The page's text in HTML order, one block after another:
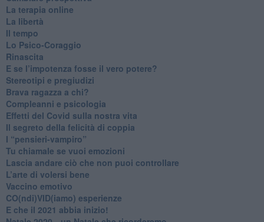
La terapia online
La libertà
​Il tempo
​Lo Psico-Coraggio
Rinascita
​E se l’impotenza fosse il vero potere?
Stereotipi e pregiudizi
​Brava ragazza a chi?
​Compleanni e psicologia
Effetti del Covid sulla nostra vita
Il segreto della felicità di coppia
​I “pensieri-vampiro”
​Tu chiamale se vuoi emozioni
​Lascia andare ciò che non puoi controllare
L’arte di volersi bene
​Vaccino emotivo
CO(ndi)VID(iamo) esperienze
​E che il 2021 abbia inizio!